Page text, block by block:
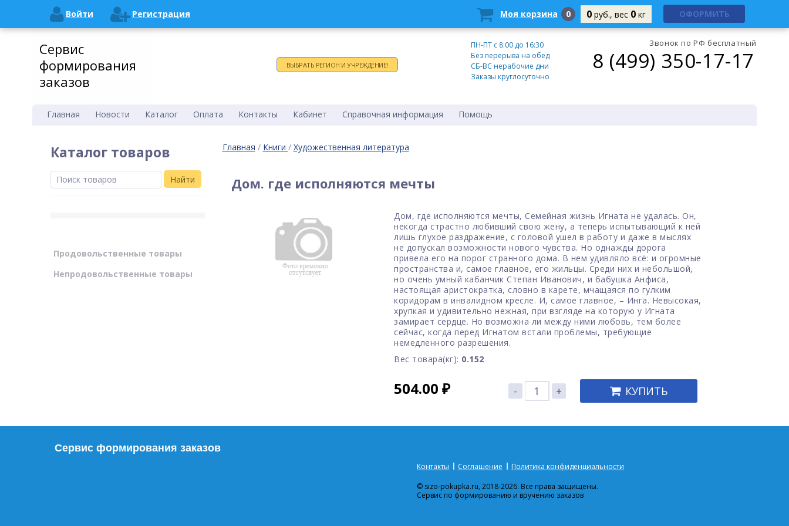
Войти Регистрация Моя корзина 0 0 руб., вес 0 кг ОФОРМИТЬ
Сервис
формирования
заказов
ВЫБРАТЬ РЕГИОН И УЧРЕЖДЕНИЕ!
Время работы:
ПН-ПТ c 8:00 до 16:30
Без перерыва на обед
СБ-ВС нерабочие дни
Заказы круглосуточно
Звонок по РФ бесплатный
8 (499) 350-17-17
Главная Новости Каталог Оплата Контакты Кабинет Справочная информация Помощь
Каталог товаров
Найти
Продовольственные товары
Непродовольственные товары
Главная / Книги / Художественная литература
Дом. где исполняются мечты
Дом, где исполняются мечты, Семейная жизнь Игната не удалась. Он,
некогда страстно любивший свою жену, а теперь испытывающий к ней
лишь глухое раздражение, с головой ушел в работу и даже в мыслях
не допускал возможности нового чувства. Но однажды дорога
привела его на порог странного дома. В нем удивляло всё: и огромные
пространства и, самое главное, его жильцы. Среди них и небольшой,
но очень умный кабанчик Степан Иванович, и бабушка Анфиса,
настоящая аристократка, словно в карете, мчащаяся по гулким
коридорам в инвалидном кресле. И, самое главное, – Инга. Невысокая,
хрупкая и удивительно нежная, при взгляде на которую у Игната
замирает сердце. Но возможна ли между ними любовь, тем более
сейчас, когда перед Игнатом встали проблемы, требующие
немедленного разрешения.
Вес товара(кг): 0.152
504.00 ₽ - + КУПИТЬ
Сервис формирования заказов
Контакты Соглашение
Политика конфиденциальности
© sizo-pokupka.ru, 2018-2026. Все права защищены.
Сервис по формированию и вручению заказов